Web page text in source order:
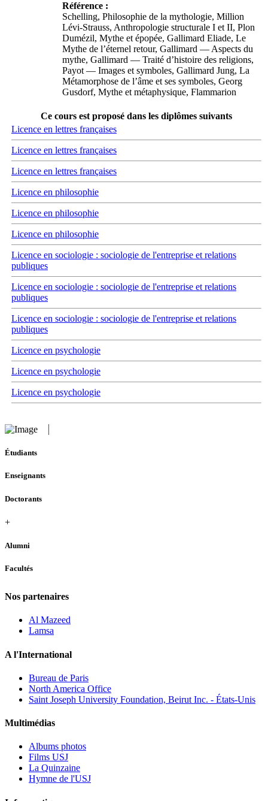
Référence :
Schelling, Philosophie de la mythologie, Million
Lévi-Strauss, Anthropologie structurale I et II, Plon
Dumézil, Mythe et épopée, Gallimard Eliade, Le
Mythe de l’éternel retour, Gallimard — Aspects du
mythe, Gallimard — Traité d’histoire des religions,
Payot — Images et symboles, Gallimard Jung, La
Métamorphose de l’âme et ses symboles, Georg
Gusdorf, Mythe et métaphysique, Flammarion
Ce cours est proposé dans les diplômes suivants
Licence en lettres françaises
Licence en lettres françaises
Licence en lettres françaises
Licence en philosophie
Licence en philosophie
Licence en philosophie
Licence en sociologie : sociologie de l'entreprise et relations
publiques
Licence en sociologie : sociologie de l'entreprise et relations
publiques
Licence en sociologie : sociologie de l'entreprise et relations
publiques
Licence en psychologie
Licence en psychologie
Licence en psychologie
Étudiants
Enseignants
Doctorants
+
Alumni
Facultés
Nos partenaires
Al Mazeed
Lamsa
A l'International
Bureau de Paris
North America Office
Saint Joseph University Foundation, Beirut Inc. - États-Unis
Multimédias
Albums photos
Films USJ
La Quinzaine
Hymne de l'USJ